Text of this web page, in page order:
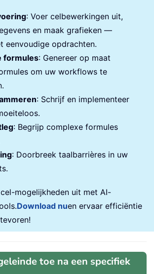
: Voer celbewerkingen uit,
en maak grafieken —
eenvoudige opdrachten.
formules: Genereer op maat
om uw workflows te
: Schrijf en implementeer
: Begrijp complexe formules
: Doorbreek taalbarrières in uw
mogelijkheden uit met AI-
Download nuen ervaar efficiëntie
toe na een specifiek